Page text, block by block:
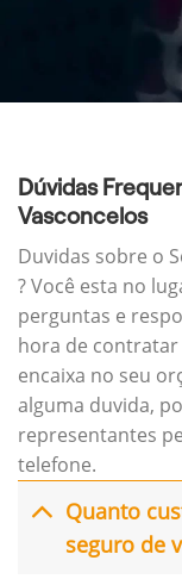
Dúvidas
Vasconcelos
Duvidas sobre o
? Você esta no
perguntas e
hora de contratar
encaixa no seu
alguma duvida,
representantes
telefone.
Quanto
seguro de